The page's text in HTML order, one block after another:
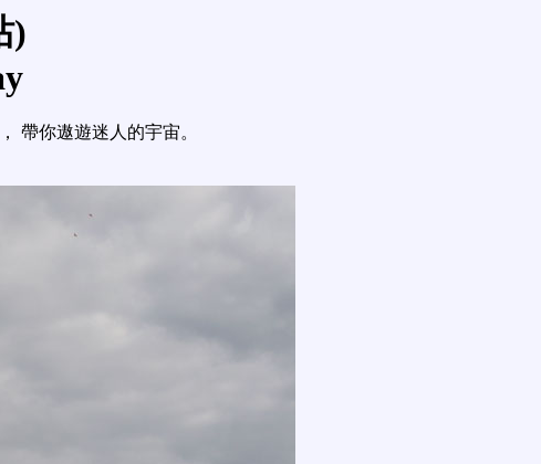
)
帶你遨遊迷人的宇宙。